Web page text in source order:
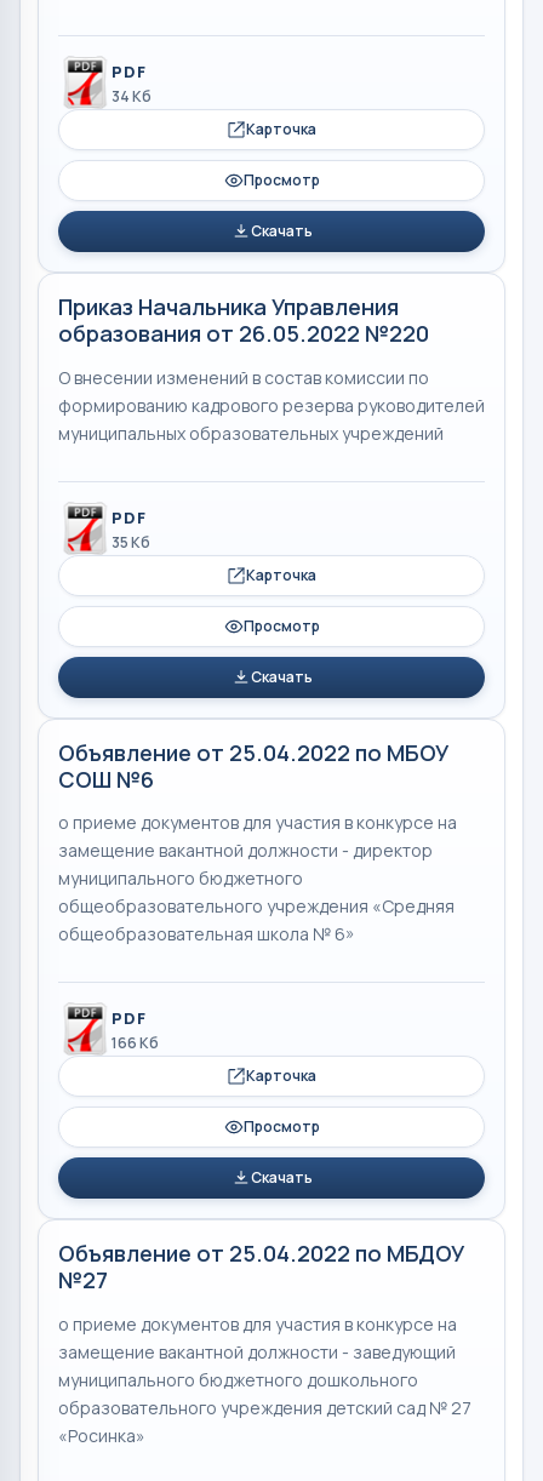
PDF
34 Кб
Карточка
Просмотр
Скачать
Приказ Начальника Управления
образования от 26.05.2022 №220
О внесении изменений в состав комиссии по
формированию кадрового резерва руководителей
муниципальных образовательных учреждений
PDF
35 Кб
Карточка
Просмотр
Скачать
Объявление от 25.04.2022 по МБОУ
СОШ №6
о приеме документов для участия в конкурсе на
замещение вакантной должности - директор
муниципального бюджетного
общеобразовательного учреждения «Средняя
общеобразовательная школа № 6»
PDF
166 Кб
Карточка
Просмотр
Скачать
Объявление от 25.04.2022 по МБДОУ
№27
о приеме документов для участия в конкурсе на
замещение вакантной должности - заведующий
муниципального бюджетного дошкольного
образовательного учреждения детский сад № 27
«Росинка»